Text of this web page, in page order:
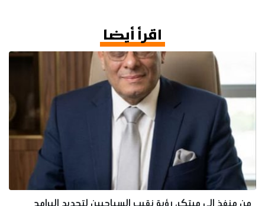
اقرأ أيضا
من منفذ إلى مبتكر، رؤية نقيب السياحيين لتجديد البرامج